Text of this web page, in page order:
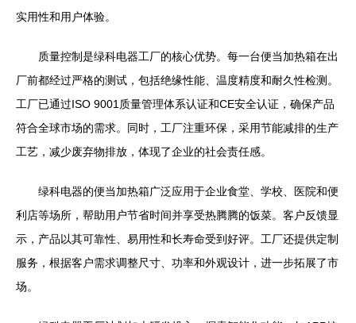
实用性和用户体验。
质量控制是绿科电器工厂的核心优势。每一台便当加热箱在出
厂前都经过严格的测试，包括绝缘性能、温度精度和耐久性检测。
工厂已通过ISO 9001质量管理体系认证和CE安全认证，确保产品
符合全球市场的需求。同时，工厂注重环保，采用节能减排的生产
工艺，减少废弃物排放，体现了企业的社会责任感。
绿科电器的便当加热箱广泛应用于企业食堂、学校、医院和便
利店等场所，帮助用户节省时间并享受热腾腾的饭菜。客户反馈显
示，产品以其可靠性、易用性和长寿命受到好评。工厂还提供定制
服务，根据客户需求调整尺寸、功率和外观设计，进一步拓展了市
场。